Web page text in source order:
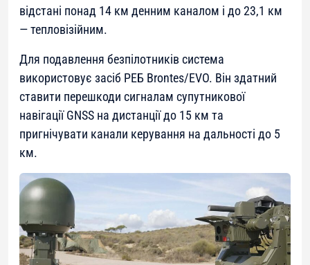
відстані понад 14 км денним каналом і до 23,1 км
— тепловізійним.
Для подавлення безпілотників система
використовує засіб РЕБ Brontes/EVO. Він здатний
ставити перешкоди сигналам супутникової
навігації GNSS на дистанції до 15 км та
пригнічувати канали керування на дальності до 5
км.